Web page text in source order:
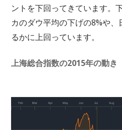
ントを下回ってきています。
カのダウ平均の下げの8%や
るかに上回っています。
上海総合指数の2015年の動き